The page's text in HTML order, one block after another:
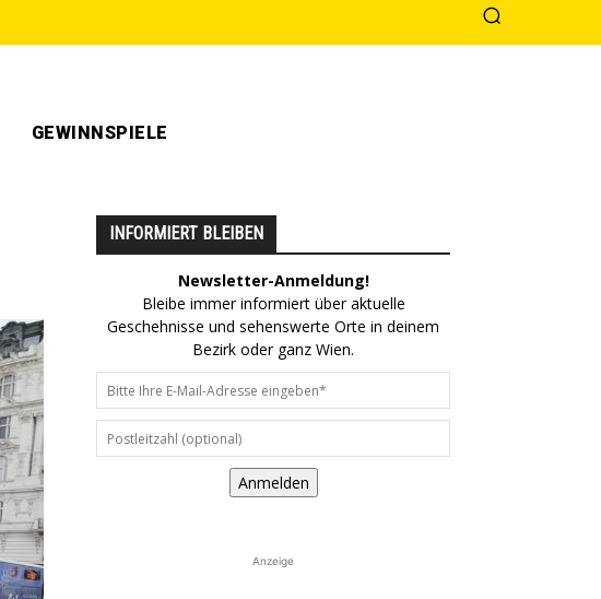
GEWINNSPIELE
INFORMIERT BLEIBEN
Newsletter-Anmeldung!
Bleibe immer informiert über aktuelle
Geschehnisse und sehenswerte Orte in deinem
Bezirk oder ganz Wien.
Anmelden
Anzeige